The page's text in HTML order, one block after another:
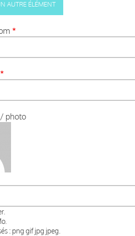
photo
: png gif jpg jpeg.